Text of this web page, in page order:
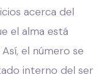
acerca del
el alma está
el número se
interno del ser